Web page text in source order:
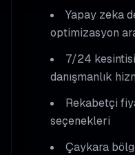
Yapay zeka
optimizasyon
7/24
danışmanlık
Rekabetçi
seçenekleri
Çaykara